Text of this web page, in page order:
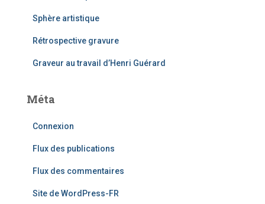
Sphère artistique
Rétrospective gravure
Graveur au travail d’Henri Guérard
Méta
Connexion
Flux des publications
Flux des commentaires
Site de WordPress-FR